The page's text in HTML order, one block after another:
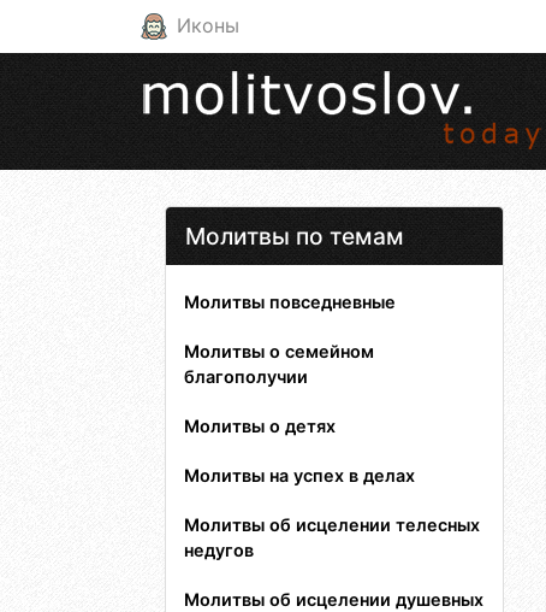
Иконы
Молитвы по темам
Молитвы повседневные
Молитвы о семейном
благополучии
Молитвы о детях
Молитвы на успех в делах
Молитвы об исцелении телесных
недугов
Молитвы об исцелении душевных